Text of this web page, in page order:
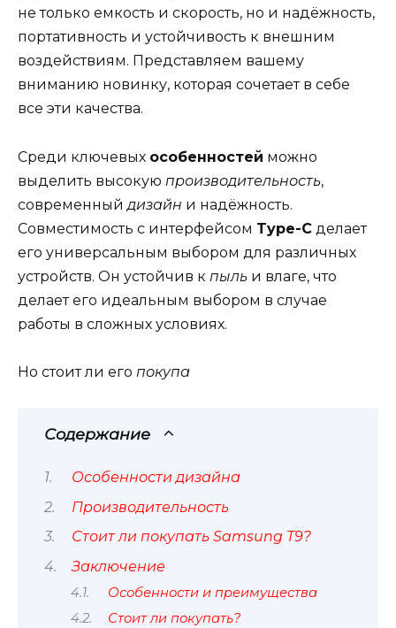
не только емкость и скорость, но и надёжность,
портативность и устойчивость к внешним
воздействиям. Представляем вашему
вниманию новинку, которая сочетает в себе
все эти качества.
Среди ключевых особенностей можно
выделить высокую производительность,
современный дизайн и надёжность.
Совместимость с интерфейсом Type-C делает
его универсальным выбором для различных
устройств. Он устойчив к пыль и влаге, что
делает его идеальным выбором в случае
работы в сложных условиях.
Но стоит ли его покупа
Содержание
Особенности дизайна
Производительность
Стоит ли покупать Samsung T9?
Заключение
Особенности и преимущества
Стоит ли покупать?